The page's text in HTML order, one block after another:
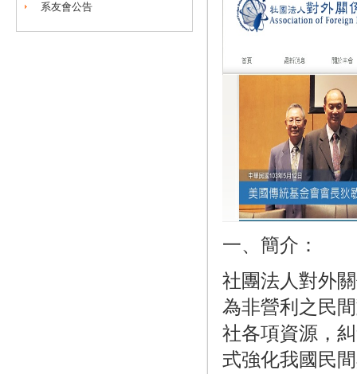
系友會公告
一、簡介：
社團法人對外
為非營利之民
社各項資源，
式強化我國民